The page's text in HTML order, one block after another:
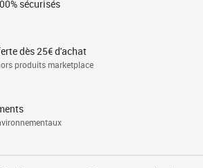
sécurisés
dès 25€ d'achat
produits marketplace